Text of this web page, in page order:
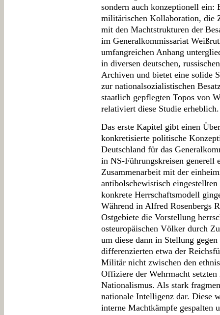
sondern auch konzeptionell ein:
militärischen Kollaboration, die
mit den Machtstrukturen der
im Generalkommissariat
umfangreichen Anhang
in diversen deutschen,
Archiven und bietet eine solide
zur nationalsozialistischen
staatlich gepflegten Topos von
relativiert diese Studie erheblich.
Das erste Kapitel gibt einen
konkretisierte politische
Deutschland für das
in NS-Führungskreisen generell
Zusammenarbeit mit der
antibolschewistisch
konkrete Herrschaftsmodell
Während in Alfred Rosenbergs
Ostgebiete die Vorstellung
osteuropäischen Völker durch
um diese dann in Stellung
differenzierten etwa der
Militär nicht zwischen den
Offiziere der Wehrmacht setzten
Nationalismus. Als stark
nationale Intelligenz dar. Diese
interne Machtkämpfe gespalten